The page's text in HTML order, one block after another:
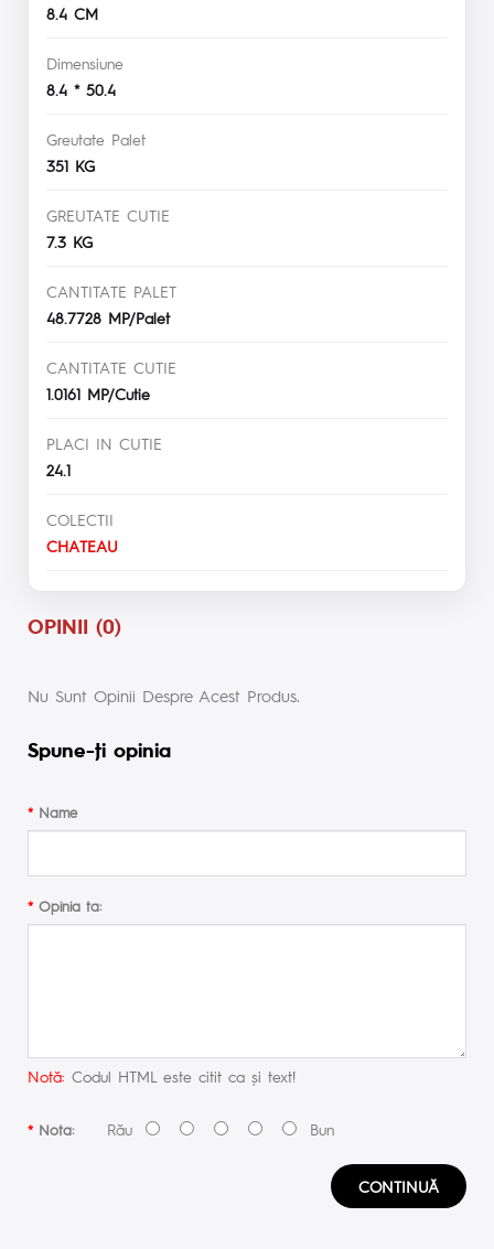
8.4 CM
Dimensiune
8.4 * 50.4
Greutate Palet
351 KG
GREUTATE CUTIE
7.3 KG
CANTITATE PALET
48.7728 MP/Palet
CANTITATE CUTIE
1.0161 MP/Cutie
PLACI IN CUTIE
24.1
COLECTII
CHATEAU
OPINII (0)
Nu Sunt Opinii Despre Acest Produs.
Spune-ţi opinia
Name
Opinia ta:
Notă: Codul HTML este citit ca şi text!
Nota:Rău Bun
CONTINUĂ